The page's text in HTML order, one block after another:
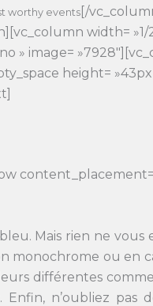
worthy events [/
width= »1/
» image=
height=
Mais rien ne vous
monochrome ou en
différentes
n’oubliez pas